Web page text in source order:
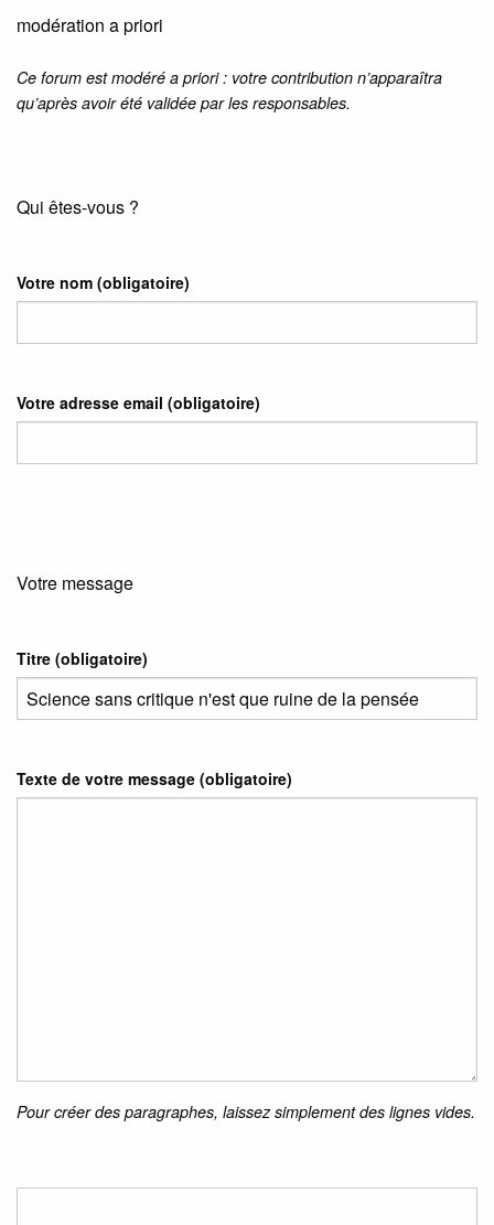
modération a priori
Ce forum est modéré a priori : votre contribution n’apparaîtra
qu’après avoir été validée par les responsables.
Qui êtes-vous ?
Votre nom (obligatoire)
Votre adresse email (obligatoire)
Votre message
Titre (obligatoire)
Texte de votre message (obligatoire)
Pour créer des paragraphes, laissez simplement des lignes vides.